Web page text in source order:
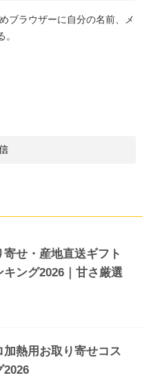
ブラウザーに自分の名前、メ
せ・産地直送ギフト
キング2026｜甘さ厳選
加熱用お取り寄せコス
2026